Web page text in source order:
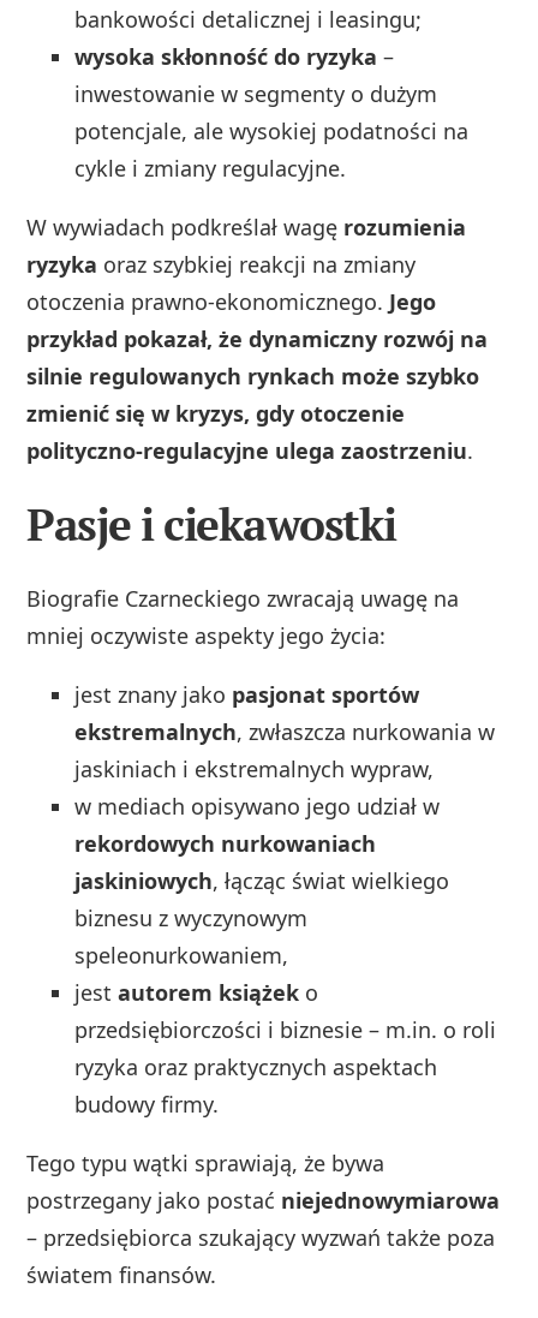
bankowości detalicznej i leasingu;
wysoka skłonność do ryzyka –
inwestowanie w segmenty o dużym
potencjale, ale wysokiej podatności na
cykle i zmiany regulacyjne.
W wywiadach podkreślał wagę rozumienia
ryzyka oraz szybkiej reakcji na zmiany
otoczenia prawno‑ekonomicznego. Jego
przykład pokazał, że dynamiczny rozwój na
silnie regulowanych rynkach może szybko
zmienić się w kryzys, gdy otoczenie
polityczno‑regulacyjne ulega zaostrzeniu.
Pasje i ciekawostki
Biografie Czarneckiego zwracają uwagę na
mniej oczywiste aspekty jego życia:
jest znany jako pasjonat sportów
ekstremalnych, zwłaszcza nurkowania w
jaskiniach i ekstremalnych wypraw,
w mediach opisywano jego udział w
rekordowych nurkowaniach
jaskiniowych, łącząc świat wielkiego
biznesu z wyczynowym
speleonurkowaniem,
jestautorem książek o
przedsiębiorczości i biznesie – m.in. o roli
ryzyka oraz praktycznych aspektach
budowy firmy.
Tego typu wątki sprawiają, że bywa
postrzegany jako postać niejednowymiarowa
– przedsiębiorca szukający wyzwań także poza
światem finansów.